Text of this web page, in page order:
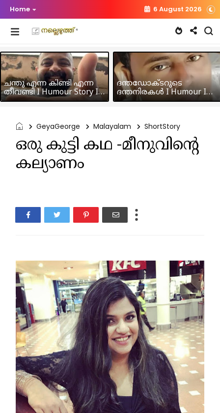
Home 6 August 2026
ചന്തു എന്ന കിണ്ടി എന്ന
തീവണ്ടി I Humour Story I
Rajeev Panicker
ദന്തഡോക്ടറുടെ
ദന്തനിരകൾ I Humour I
Hussain MK
GeyaGeorge Malayalam ShortStory
ഒരു കുട്ടി കഥ -മീനുവിന്റെ
കല്യാണം